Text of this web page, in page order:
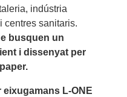
indústria
centres sanitaris.
busquen un
i dissenyat per
L-ONE